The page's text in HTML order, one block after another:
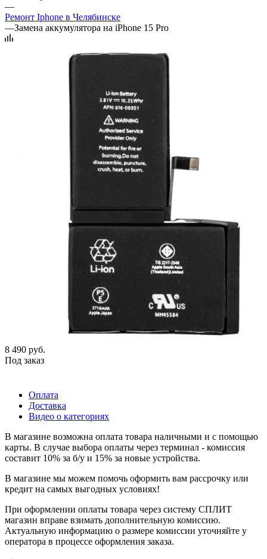
—
Ремонт Iphone в Челябинске
—Замена аккумулятора на iPhone 15 Pro
8 490 руб.
Под заказ
Оплата
Доставка
Видео о категориях
В магазине возможна оплата товара наличными и с помощью
карты. В случае выбора оплаты через терминал - комиссия
составит 10% за б/у и 15% за новые устройства.
В магазине мы можем помочь оформить вам рассрочку или
кредит на самых выгодных условиях!
При оформлении оплаты товара через систему СПЛИТ
магазин вправе взимать дополнительную комиссию.
Актуальную информацию о размере комиссии уточняйте у
оператора в процессе оформления заказа.